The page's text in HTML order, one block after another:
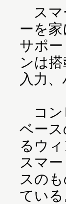
スマ
ーを
サポ
ンは
入力
コン
ベー
るウ
スマ
スの
ている